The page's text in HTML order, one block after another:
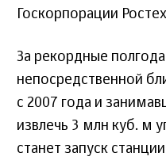
Госкорпорации
За рекордные
непосредственной
с 2007 года и
извлечь 3 млн куб. м
станет запуск